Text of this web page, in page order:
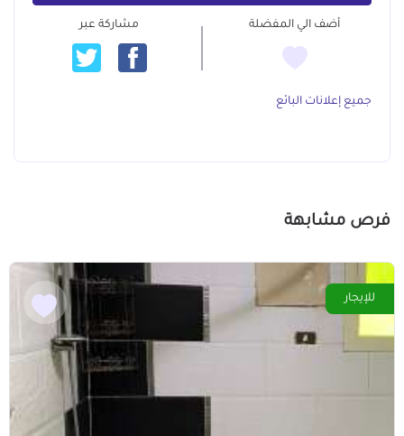
أضف الي المفضلة مشاركة عبر
جميع إعلانات البائع
فرص مشابهة
للإيجار